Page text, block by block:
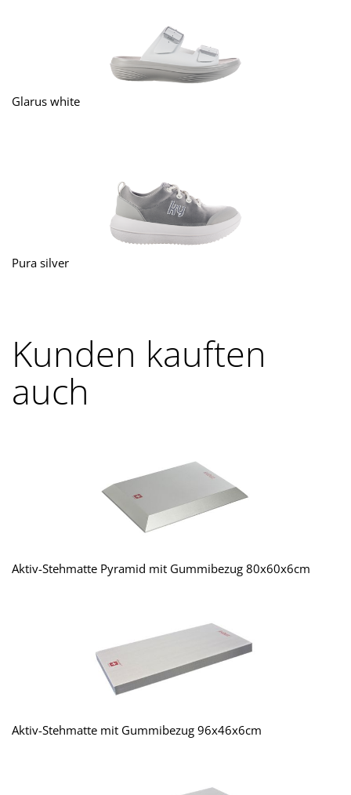
Glarus white
Pura silver
Kunden kauften
auch
Aktiv-Stehmatte Pyramid mit Gummibezug 80x60x6cm
Aktiv-Stehmatte mit Gummibezug 96x46x6cm